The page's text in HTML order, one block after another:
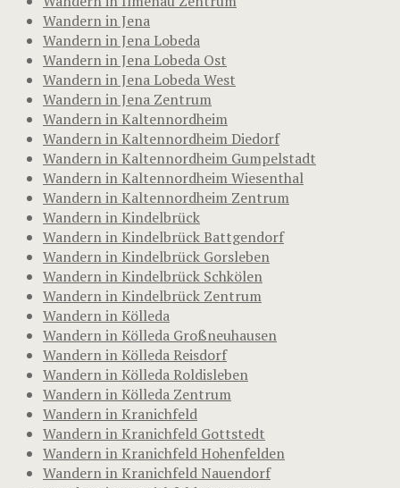
Wandern in Jena
Wandern in Jena Lobeda
Wandern in Jena Lobeda Ost
Wandern in Jena Lobeda West
Wandern in Jena Zentrum
Wandern in Kaltennordheim
Wandern in Kaltennordheim Diedorf
Wandern in Kaltennordheim Gumpelstadt
Wandern in Kaltennordheim Wiesenthal
Wandern in Kaltennordheim Zentrum
Wandern in Kindelbrück
Wandern in Kindelbrück Battgendorf
Wandern in Kindelbrück Gorsleben
Wandern in Kindelbrück Schkölen
Wandern in Kindelbrück Zentrum
Wandern in Kölleda
Wandern in Kölleda Großneuhausen
Wandern in Kölleda Reisdorf
Wandern in Kölleda Roldisleben
Wandern in Kölleda Zentrum
Wandern in Kranichfeld
Wandern in Kranichfeld Gottstedt
Wandern in Kranichfeld Hohenfelden
Wandern in Kranichfeld Nauendorf